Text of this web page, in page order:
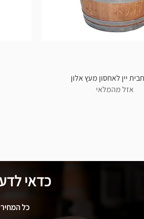
יין לאחסון מעץ אלון
אזל מהמלאי
כדאי
כל